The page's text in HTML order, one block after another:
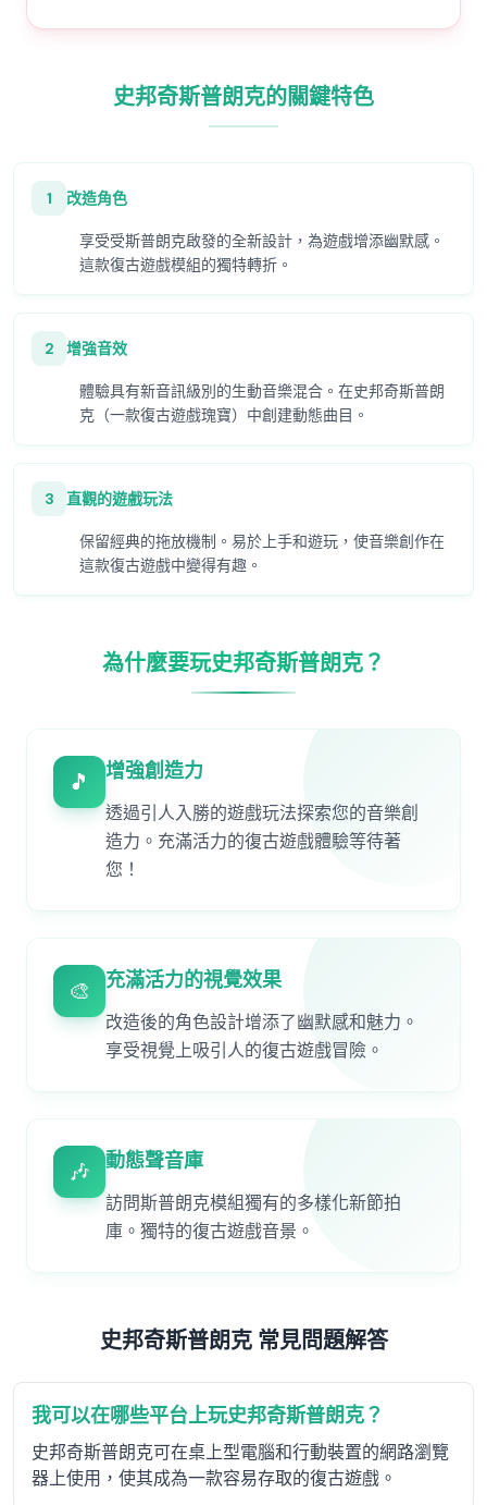
史邦奇斯普朗克的關鍵特色
1 改造角色
享受受斯普朗克啟發的全新設計，為遊戲增添幽默感。
這款復古遊戲模組的獨特轉折。
2 增強音效
體驗具有新音訊級別的生動音樂混合。在史邦奇斯普朗
克（一款復古遊戲瑰寶）中創建動態曲目。
3 直觀的遊戲玩法
保留經典的拖放機制。易於上手和遊玩，使音樂創作在
這款復古遊戲中變得有趣。
為什麼要玩史邦奇斯普朗克？
🎵 增強創造力
透過引人入勝的遊戲玩法探索您的音樂創
造力。充滿活力的復古遊戲體驗等待著
您！
🎨 充滿活力的視覺效果
改造後的角色設計增添了幽默感和魅力。
享受視覺上吸引人的復古遊戲冒險。
🎶 動態聲音庫
訪問斯普朗克模組獨有的多樣化新節拍
庫。獨特的復古遊戲音景。
史邦奇斯普朗克 常見問題解答
我可以在哪些平台上玩史邦奇斯普朗克？
史邦奇斯普朗克可在桌上型電腦和行動裝置的網路瀏覽
器上使用，使其成為一款容易存取的復古遊戲。